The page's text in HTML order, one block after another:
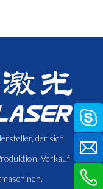
ไทย
der sich
Verkauf